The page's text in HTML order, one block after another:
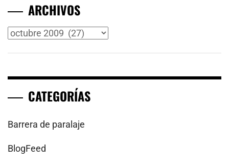
ARCHIVOS
Archivos
CATEGORÍAS
Barrera de paralaje
BlogFeed